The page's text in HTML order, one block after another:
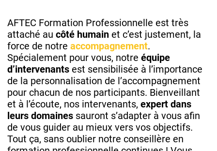
AFTEC Formation Professionnelle est très
attaché au côté humain et c’est justement, la
force de notre accompagnement.
Spécialement pour vous, notre équipe
d’intervenants est sensibilisée à l’importance
de la personnalisation de l’accompagnement
pour chacun de nos participants. Bienveillant
et à l’écoute, nos intervenants, expert dans
leurs domaines sauront s’adapter à vous afin
de vous guider au mieux vers vos objectifs.
Tout ça, sans oublier notre conseillère en